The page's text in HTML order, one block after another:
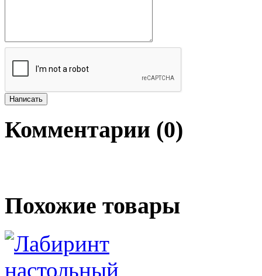
Комментарии (0)
Похожие товары